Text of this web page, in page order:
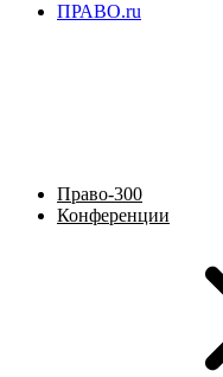
ПРАВО.ru
Право-300
Конференции